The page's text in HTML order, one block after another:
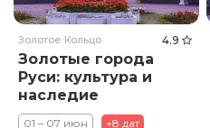
Золотое Кольцо 4.9
Золотые города
Руси: культура и
наследие
01 – 07 июн +8 дат